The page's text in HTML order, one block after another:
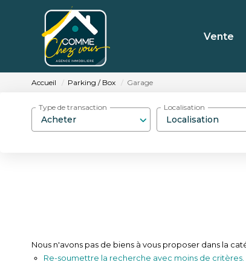
Vente
Accueil Parking / Box Garage
Acheter
Type de transaction
Localisation
Localisation
Nous n'avons pas de biens à vous proposer dans la
Re-soumettre la recherche avec moins de critères.